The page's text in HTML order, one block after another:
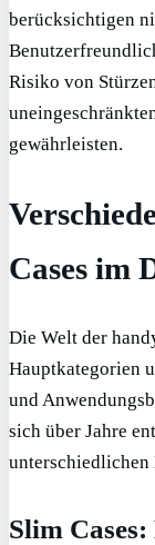
berücksichtigen
Risiko von
gewährleisten.
Cases im
Die Welt der
Hauptkategorien
und
sich über Jahre
unterschiedlichen
Slim